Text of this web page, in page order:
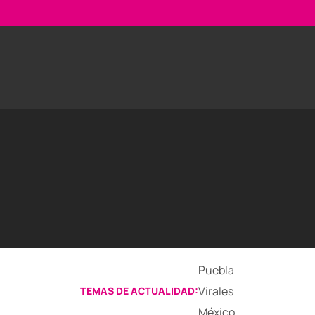
TEMAS DE ACTUALIDAD:
Puebla
Virales
México